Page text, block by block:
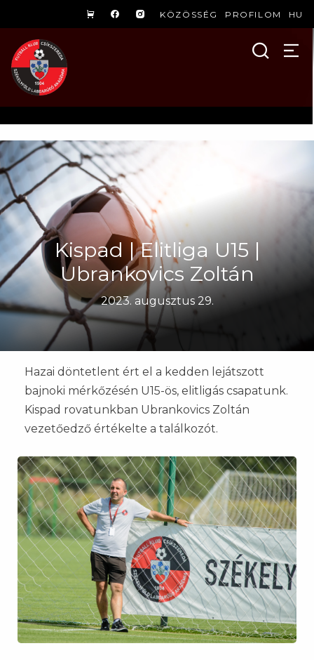
KÖZÖSSÉG PROFILOM HU
Kispad | Elitliga U15 |
Ubrankovics Zoltán
2023. augusztus 29.
Hazai döntetlent ért el a kedden lejátszott
bajnoki mérkőzésén U15-ös, elitligás csapatunk.
Kispad rovatunkban Ubrankovics Zoltán
vezetőedző értékelte a találkozót.